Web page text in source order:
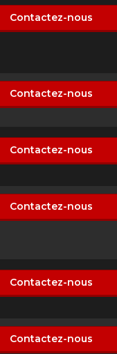
Contactez-nous
Contactez-nous
Contactez-nous
Contactez-nous
Contactez-nous
Contactez-nous